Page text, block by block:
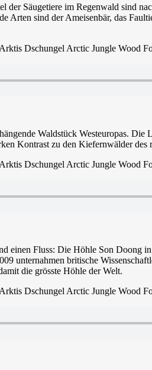
Säugetiere im Regenwald sind
Arten sind der Ameisenbär, das
Waldstück Westeuropas.
Kontrast zu den Kiefernwälder des
einen Fluss: Die Höhle Son Doong
unternahmen britische
die grösste Höhle der Welt.